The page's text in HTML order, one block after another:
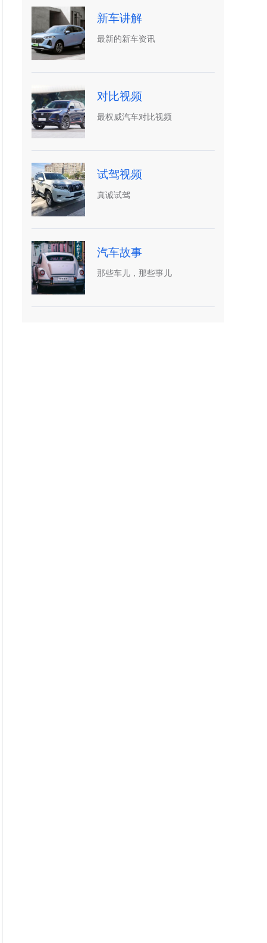
新车讲解
最新的新车资讯
对比视频
最权威汽车对比视频
试驾视频
真诚试驾
汽车故事
那些车儿，那些事儿